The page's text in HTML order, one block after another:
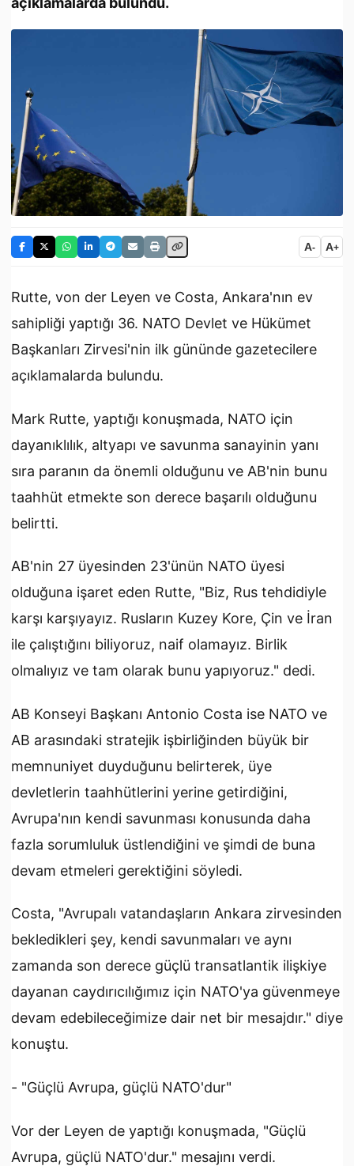
A- A+
Rutte, von der Leyen ve Costa, Ankara'nın ev
sahipliği yaptığı 36.⁠ ⁠NATO Devlet ve Hükümet
Başkanları Zirvesi'nin ilk gününde gazetecilere
açıklamalarda bulundu.
Mark Rutte, yaptığı konuşmada, NATO için
dayanıklılık, altyapı ve savunma sanayinin yanı
sıra paranın da önemli olduğunu ve AB'nin bunu
taahhüt etmekte son derece başarılı olduğunu
belirtti.
AB'nin 27 üyesinden 23'ünün NATO üyesi
olduğuna işaret eden Rutte, "Biz, Rus tehdidiyle
karşı karşıyayız. Rusların Kuzey Kore, Çin ve İran
ile çalıştığını biliyoruz, naif olamayız. Birlik
olmalıyız ve tam olarak bunu yapıyoruz." dedi.
AB Konseyi Başkanı Antonio Costa ise NATO ve
AB arasındaki stratejik işbirliğinden büyük bir
memnuniyet duyduğunu belirterek, üye
devletlerin taahhütlerini yerine getirdiğini,
Avrupa'nın kendi savunması konusunda daha
fazla sorumluluk üstlendiğini ve şimdi de buna
devam etmeleri gerektiğini söyledi.
Costa, "Avrupalı vatandaşların Ankara zirvesinden
bekledikleri şey, kendi savunmaları ve aynı
zamanda son derece güçlü transatlantik ilişkiye
dayanan caydırıcılığımız için NATO'ya güvenmeye
devam edebileceğimize dair net bir mesajdır." diye
konuştu.
- "Güçlü Avrupa, güçlü NATO'dur"
Vor der Leyen de yaptığı konuşmada, "Güçlü
Avrupa, güçlü NATO'dur." mesajını verdi.